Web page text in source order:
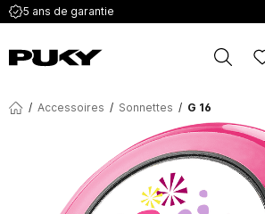
5 ans de garantie
/ Accessoires / Sonnettes / G 16